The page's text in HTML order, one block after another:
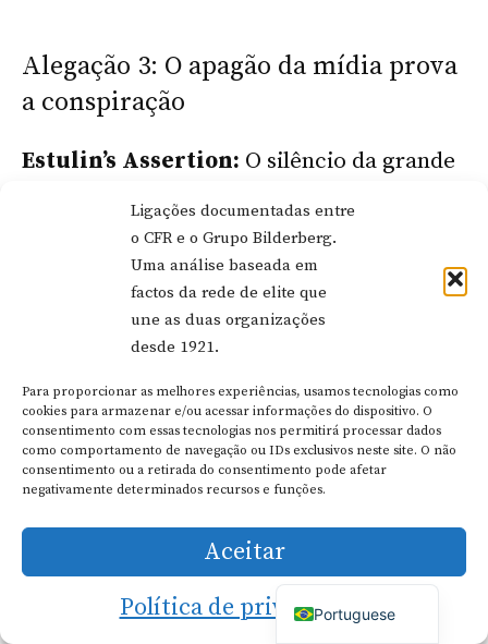
Ligações documentadas entre
o CFR e o Grupo Bilderberg.
Uma análise baseada em
factos da rede de elite que
une as duas organizações
desde 1921.
Para proporcionar as melhores experiências, usamos tecnologias como
cookies para armazenar e/ou acessar informações do dispositivo. O
consentimento com essas tecnologias nos permitirá processar dados
como comportamento de navegação ou IDs exclusivos neste site. O não
consentimento ou a retirada do consentimento pode afetar
negativamente determinados recursos e funções.
Aceitar
Política de privacidade
Alegação 3: O apagão da mídia prova
a conspiração
Estulin’s Assertion: O silêncio da grande
mídia sobre o Bilderberg prova a
supressão coordenada.
Havia uma cobertura limitada
antes dos anos 2000. Desde então, grandes
veículos como a BBC, o Guardian e o New
York Times têm feito reportagens sobre as
reuniões.
Veredicto:Outdated. While early
coverage was minimal, media attention
increased significantly post-2010. The BBC
Portuguese
English
Italian
German
Dutch